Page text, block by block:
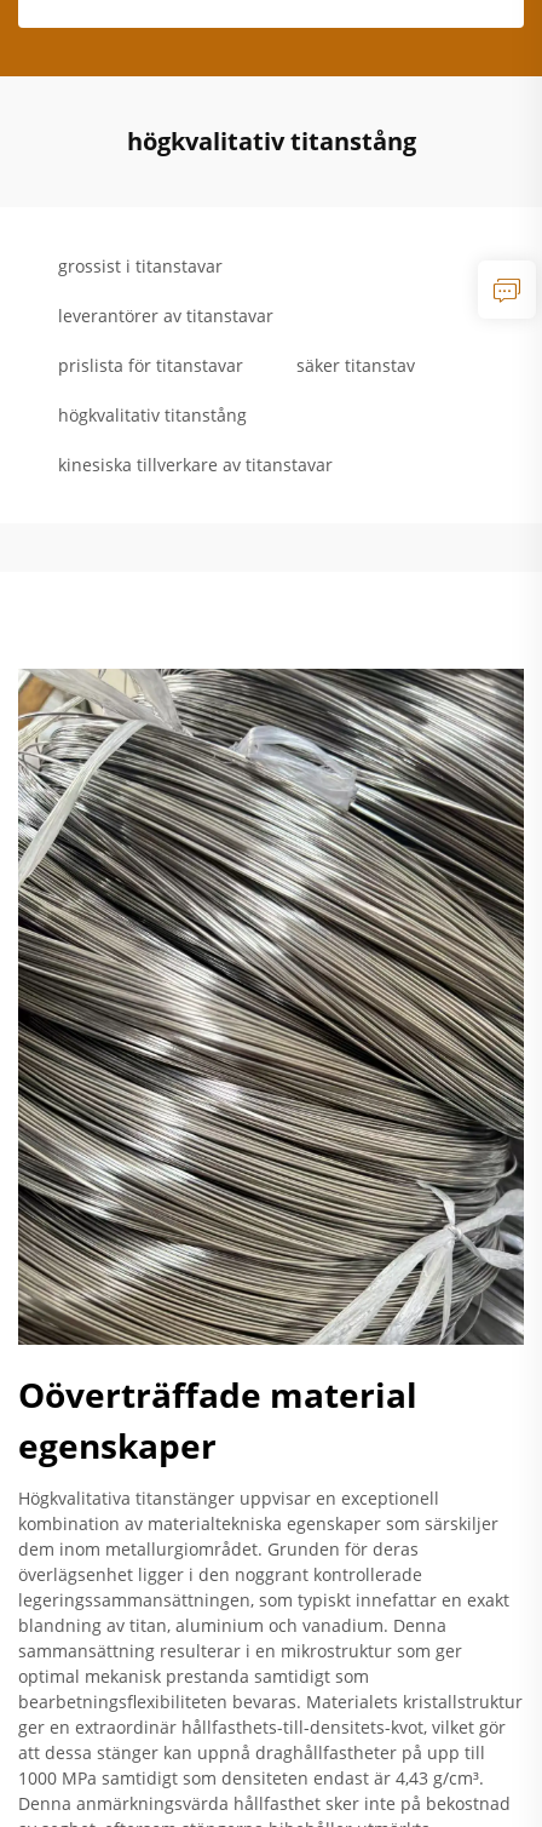
högkvalitativ titanstång
grossist i titanstavar
leverantörer av titanstavar
prislista för titanstavar säker titanstav
högkvalitativ titanstång
kinesiska tillverkare av titanstavar
Oöverträffade material
egenskaper
Högkvalitativa titanstänger uppvisar en exceptionell
kombination av materialtekniska egenskaper som särskiljer
dem inom metallurgiområdet. Grunden för deras
överlägsenhet ligger i den noggrant kontrollerade
legeringssammansättningen, som typiskt innefattar en exakt
blandning av titan, aluminium och vanadium. Denna
sammansättning resulterar i en mikrostruktur som ger
optimal mekanisk prestanda samtidigt som
bearbetningsflexibiliteten bevaras. Materialets kristallstruktur
ger en extraordinär hållfasthets-till-densitets-kvot, vilket gör
att dessa stänger kan uppnå draghållfastheter på upp till
1000 MPa samtidigt som densiteten endast är 4,43 g/cm³.
Denna anmärkningsvärda hållfasthet sker inte på bekostnad